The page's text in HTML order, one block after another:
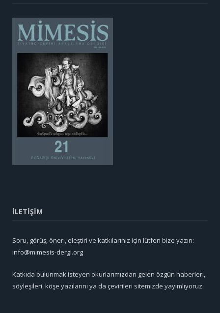
İLETİŞİM
Soru, görüş, öneri, eleştiri ve katkılarınız için lütfen bize yazın:
info@mimesis-dergi.org
Katkıda bulunmak isteyen okurlarımızdan gelen özgün haberleri,
söyleşileri, köşe yazılarını ya da çevirileri sitemizde yayımlıyoruz.